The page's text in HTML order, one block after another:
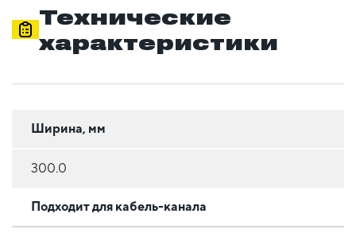
Технические
характеристики
Ширина, мм
300.0
Подходит для кабель-канала